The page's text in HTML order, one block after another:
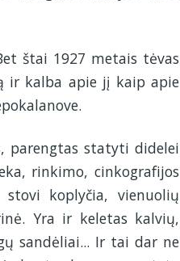
štai 1927 metais tėvas
ir kalba apie jį kaip apie
parengtas statyti didelei
rinkimo, cinkografijos
stovi koplyčia, vienuolių
Yra ir keletas kalvių,
sandėliai... Ir tai dar ne